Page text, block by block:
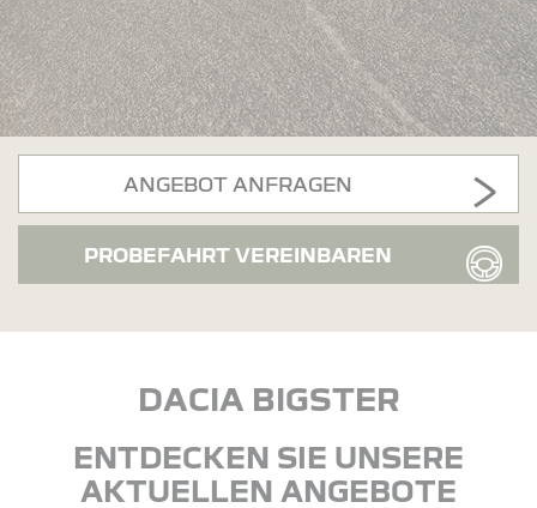
ANGEBOT ANFRAGEN
PROBEFAHRT VEREINBAREN
DACIA BIGSTER
ENTDECKEN SIE UNSERE
AKTUELLEN ANGEBOTE